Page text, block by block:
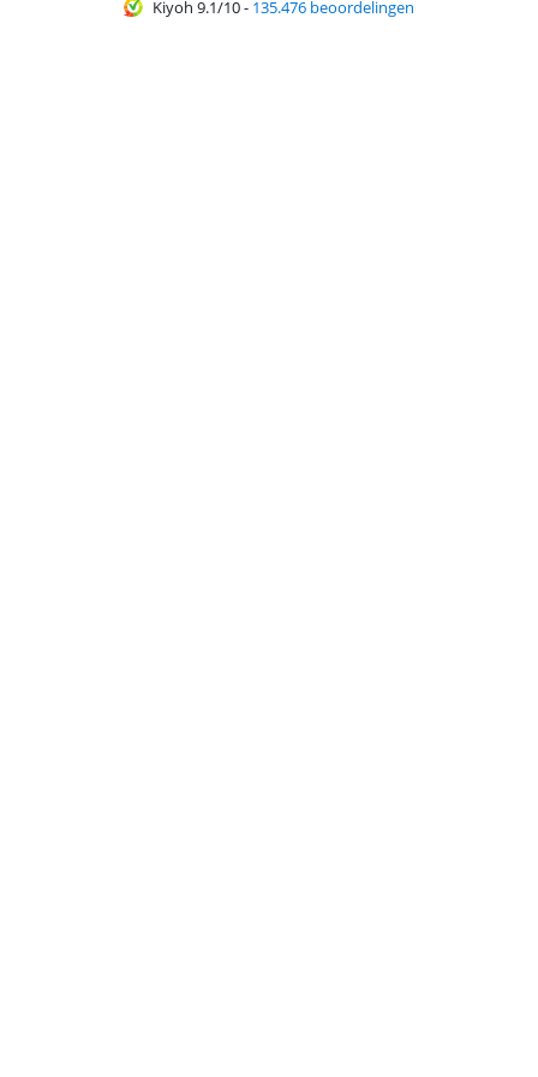
Kiyoh 9.1/10- 135.476 beoordelingen